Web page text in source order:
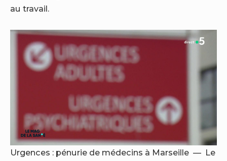
au travail.
Urgences : pénurie de médecins à Marseille — Le